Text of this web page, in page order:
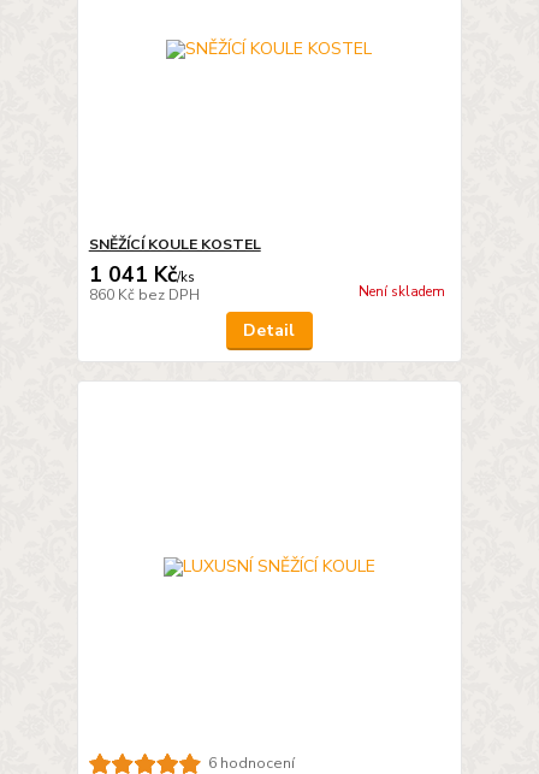
SNĚŽÍCÍ KOULE KOSTEL
1 041 Kč/ks
860 Kč bez DPH Není skladem
Detail
6 hodnocení